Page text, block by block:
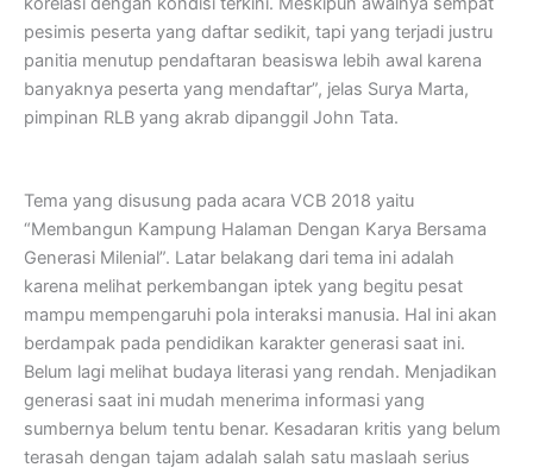
pesimis peserta yang daftar sedikit, tapi yang terjadi justru
panitia menutup pendaftaran beasiswa lebih awal karena
banyaknya peserta yang mendaftar”, jelas Surya Marta,
pimpinan RLB yang akrab dipanggil John Tata.
Tema yang disusung pada acara VCB 2018 yaitu
“Membangun Kampung Halaman Dengan Karya Bersama
Generasi Milenial”. Latar belakang dari tema ini adalah
karena melihat perkembangan iptek yang begitu pesat
mampu mempengaruhi pola interaksi manusia. Hal ini akan
berdampak pada pendidikan karakter generasi saat ini.
Belum lagi melihat budaya literasi yang rendah. Menjadikan
generasi saat ini mudah menerima informasi yang
sumbernya belum tentu benar. Kesadaran kritis yang belum
terasah dengan tajam adalah salah satu maslaah serius